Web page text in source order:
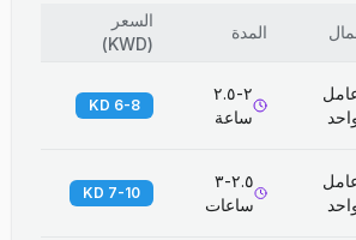
المدة
السعر
(
KWD
)
٢-٢.٥
ساعة
6-8 KD
٢.٥-٣
ساعات
7-10 KD